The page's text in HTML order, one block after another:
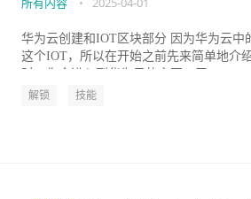
华为云创建和IOT区块部分 因为华为云中
这个IOT，所以在开始之前先来简单地介
解锁 技能